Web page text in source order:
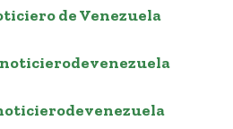
de Venezuela